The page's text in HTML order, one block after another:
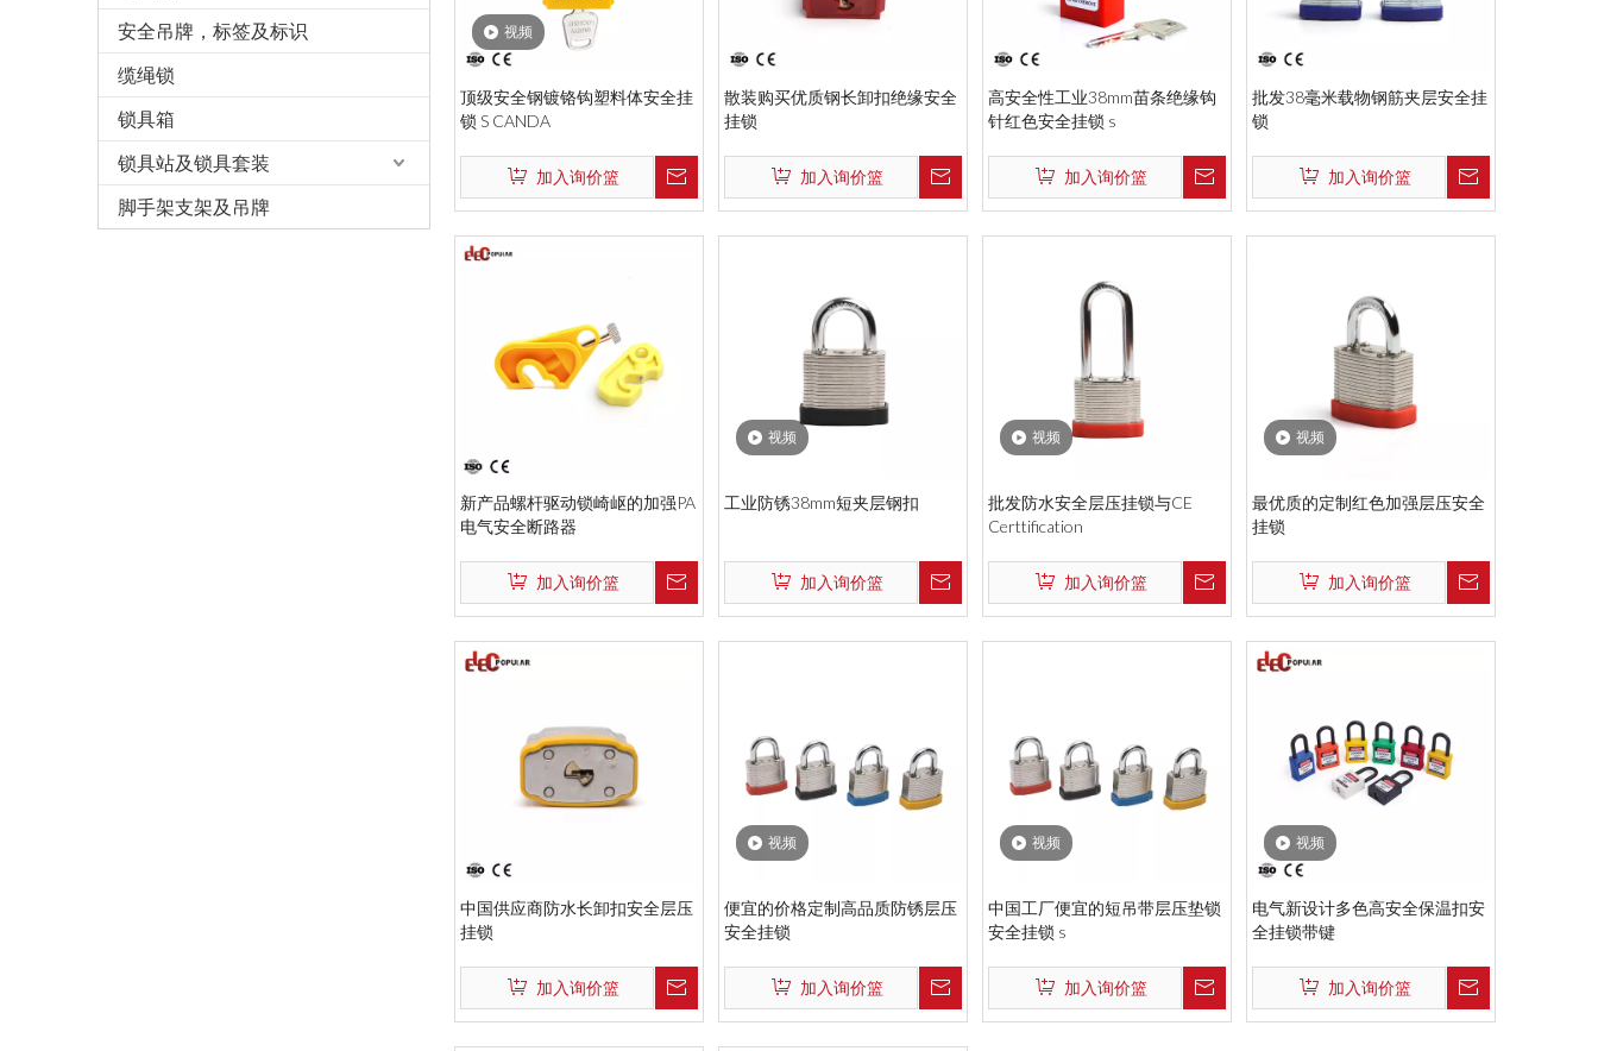
安全吊牌，标签及标识
缆绳锁
锁具箱
锁具站及锁具套装
脚手架支架及吊牌
视频
顶级安全钢镀铬钩塑料体安全挂
锁 S CANDA
加入询价篮
散装购买优质钢长卸扣绝缘安全
挂锁
加入询价篮
高安全性工业38mm苗条绝缘钩
针红色安全挂锁 s
加入询价篮
批发38毫米载物钢筋夹层安全挂
锁
加入询价篮
新产品螺杆驱动锁崎岖的加强PA
电气安全断路器
加入询价篮
视频
工业防锈38mm短夹层钢扣
加入询价篮
视频
批发防水安全层压挂锁与CE
Certtification
加入询价篮
视频
最优质的定制红色加强层压安全
挂锁
加入询价篮
中国供应商防水长卸扣安全层压
挂锁
加入询价篮
视频
便宜的价格定制高品质防锈层压
安全挂锁
加入询价篮
视频
中国工厂便宜的短吊带层压垫锁
安全挂锁 s
加入询价篮
视频
电气新设计多色高安全保温扣安
全挂锁带键
加入询价篮